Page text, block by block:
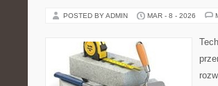
POSTED BY ADMIN MAR - 8 - 2026